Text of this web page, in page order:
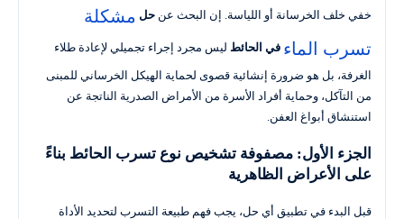
خفي خلف الخرسانة أو اللياسة. إن البحث عن حل مشكلة
تسرب الماء في الحائط ليس مجرد إجراء تجميلي لإعادة طلاء
الغرفة، بل هو ضرورة إنشائية قصوى لحماية الهيكل الخرساني للمبنى
من التآكل، وحماية أفراد الأسرة من الأمراض الصدرية الناتجة عن
استنشاق أبواغ العفن.
الجزء الأول: مصفوفة تشخيص نوع تسرب الحائط بناءً
على الأعراض الظاهرية
قبل البدء في تطبيق أي حل، يجب فهم طبيعة التسرب لتحديد الأداة